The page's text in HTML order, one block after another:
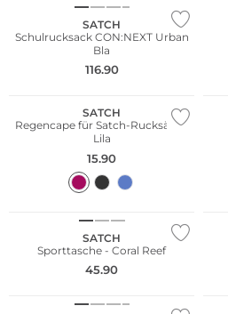
SATCH
Schulrucksack CON:NEXT Urban
Bla
116.90
SATCH
Regencape für Satch-Rucksäcke
Lila
15.90
SATCH
Sporttasche - Coral Reef
45.90